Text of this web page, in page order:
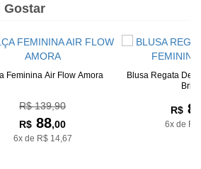
Gostar
Feminina Air Flow Amora
R$ 139,90
R$ 88,00
6x de R$ 14,67
Blusa Regata De
R$
6x de